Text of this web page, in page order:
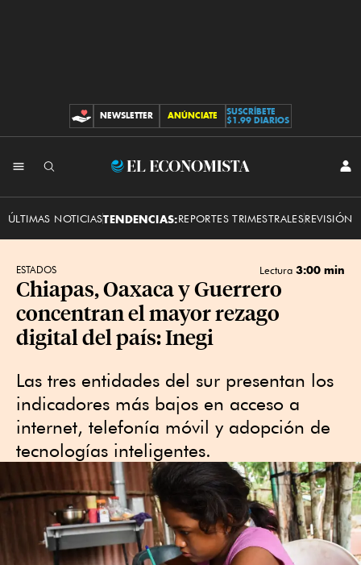
CONTRIBUCIONES
NEWSLETTER ANÚNCIATE
SUSCRÍBETE
$1.99 DIARIOS
El
ÚLTIMAS NOTICIASTENDENCIAS:REPORTES TRIMESTRALESREVISIÓN
ESTADOS Lectura 3:00 min
Chiapas, Oaxaca y Guerrero
concentran el mayor rezago
digital del país: Inegi
Las tres entidades del sur presentan los
indicadores más bajos en acceso a
internet, telefonía móvil y adopción de
tecnologías inteligentes.